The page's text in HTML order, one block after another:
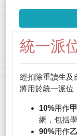
統一派
經扣除重讀生及
將用於統一派位
10%用作
網，包括
90%用作